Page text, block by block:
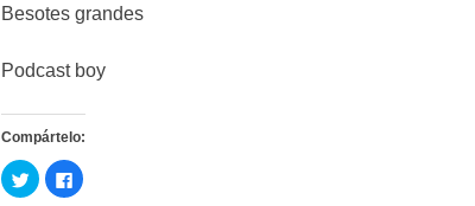
Besotes grandes
Podcast boy
Compártelo:
C
l
C
l